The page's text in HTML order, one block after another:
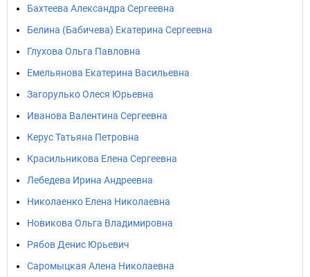
Бахтеева Александра Сергеевна
Белина (Бабичева) Екатерина Сергеевна
Глухова Ольга Павловна
Емельянова Екатерина Васильевна
Загорулько Олеся Юрьевна
Иванова Валентина Сергеевна
Керус Татьяна Петровна
Красильникова Елена Сергеевна
Лебедева Ирина Андреевна
Николаенко Елена Николаевна
Новикова Ольга Владимировна
Рябов Денис Юрьевич
Саромыцкая Алена Николаевна